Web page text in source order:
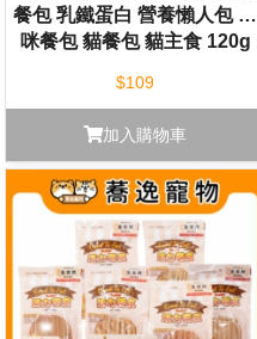
餐包 乳鐵蛋白 營養懶人包 貓
咪餐包 貓餐包 貓主食 120g
$109
加入購物車